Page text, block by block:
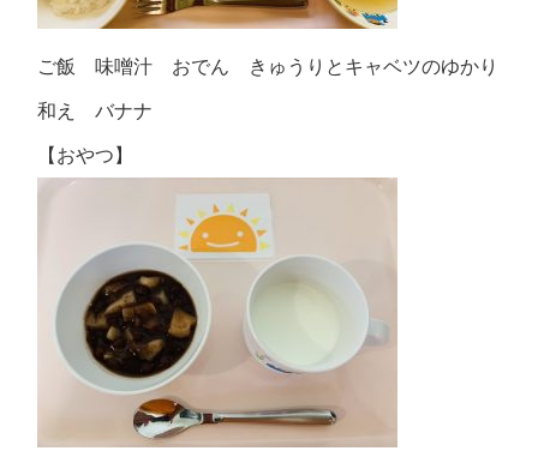
ご飯 味噌汁 おでん きゅうりとキャベツのゆかり
和え バナナ
【おやつ】